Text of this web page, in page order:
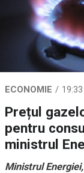
ECONOMIE
Prețul
pentru
ministrul
Ministrul